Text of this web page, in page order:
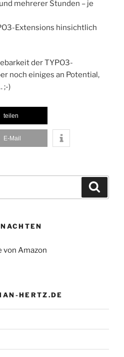
mehrerer Stunden – je
Extensions hinsichtlich
der TYPO3-
noch einiges an Potential,
;-)
teilen
E-Mail
von Amazon
HERTZ.DE